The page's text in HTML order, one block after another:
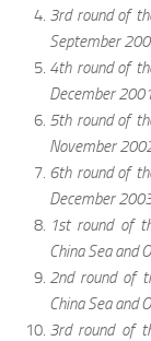
3rd round of
September
4th round of
December
5th round of
November
6th round of
December
1st round of
China Sea and
2nd round of
China Sea and
3rd round of